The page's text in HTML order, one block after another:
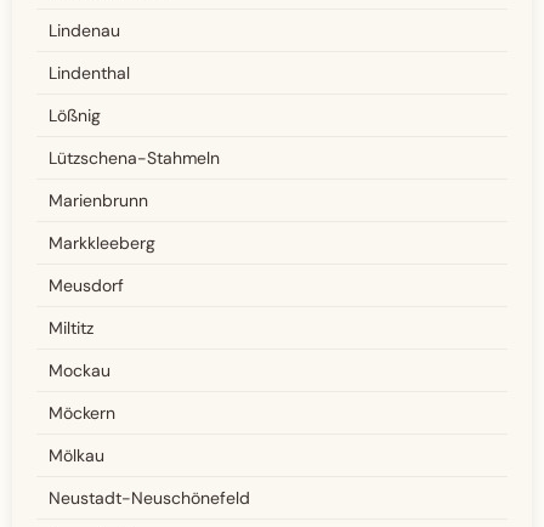
Lindenau
Lindenthal
Lößnig
Lützschena-Stahmeln
Marienbrunn
Markkleeberg
Meusdorf
Miltitz
Mockau
Möckern
Mölkau
Neustadt-Neuschönefeld